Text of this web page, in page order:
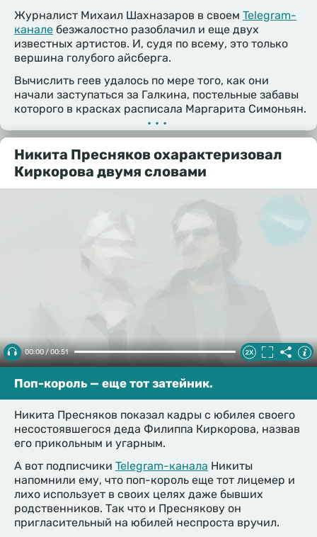
Журналист Михаил Шахназаров в своем Telegram-
канале безжалостно разоблачил и еще двух
известных артистов. И, судя по всему, это только
вершина голубого айсберга.
Вычислить геев удалось по мере того, как они
начали заступаться за Галкина, постельные забавы
которого в красках расписала Маргарита Симоньян.
•••
Никита Пресняков охарактеризовал
Киркорова двумя словами
00:00 / 00:51
Поп-король — еще тот затейник.
Никита Пресняков показал кадры с юбилея своего
несостоявшегося деда Филиппа Киркорова, назвав
его прикольным и угарным.
А вот подписчики Telegram-канала Никиты
напомнили ему, что поп-король еще тот лицемер и
лихо использует в своих целях даже бывших
родственников. Так что и Преснякову он
пригласительный на юбилей неспроста вручил.